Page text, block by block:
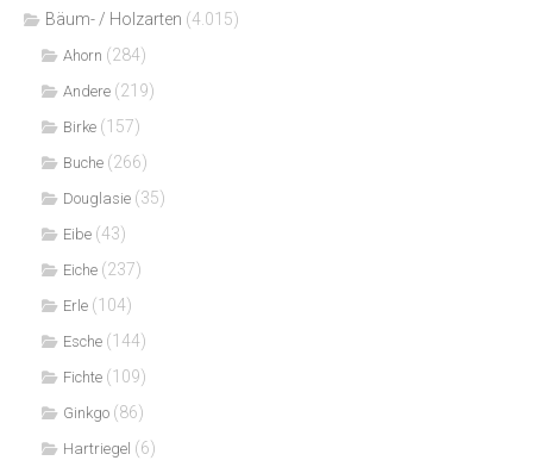
Bäum- / Holzarten (4.015)
Ahorn (284)
Andere (219)
Birke (157)
Buche (266)
Douglasie (35)
Eibe (43)
Eiche (237)
Erle (104)
Esche (144)
Fichte (109)
Ginkgo (86)
Hartriegel (6)